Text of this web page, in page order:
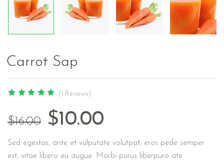
Carrot Sap
(1 Reviews)
$16.00 $10.00
Sed egestas, ante et vulputate volutpat, eros pede semper
est, vitae libero eu augue. Morbi purus liberpuro ate